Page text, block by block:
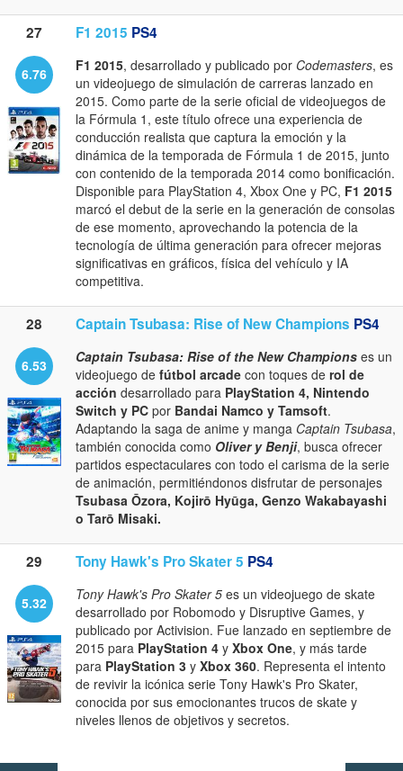
27 F1 2015 PS4
6.76 F1 2015, desarrollado y publicado por Codemasters, es
un videojuego de simulación de carreras lanzado en
2015. Como parte de la serie oficial de videojuegos de
la Fórmula 1, este título ofrece una experiencia de
conducción realista que captura la emoción y la
dinámica de la temporada de Fórmula 1 de 2015, junto
con contenido de la temporada 2014 como bonificación.
Disponible para PlayStation 4, Xbox One y PC, F1 2015
marcó el debut de la serie en la generación de consolas
de ese momento, aprovechando la potencia de la
tecnología de última generación para ofrecer mejoras
significativas en gráficos, física del vehículo y IA
competitiva.
28 Captain Tsubasa: Rise of New Champions PS4
6.53 Captain Tsubasa: Rise of the New Champions es un
videojuego de fútbol arcade con toques de rol de
acción desarrollado para PlayStation 4, Nintendo
Switch y PC por Bandai Namco y Tamsoft.
Adaptando la saga de anime y manga Captain Tsubasa,
también conocida como Oliver y Benji, busca ofrecer
partidos espectaculares con todo el carisma de la serie
de animación, permitiéndonos disfrutar de personajes
Tsubasa Ōzora, Kojirō Hyūga, Genzo Wakabayashi
o Tarō Misaki.
29 Tony Hawk's Pro Skater 5 PS4
5.32 Tony Hawk's Pro Skater 5 es un videojuego de skate
desarrollado por Robomodo y Disruptive Games, y
publicado por Activision. Fue lanzado en septiembre de
2015 para PlayStation 4 y Xbox One, y más tarde
para PlayStation 3 y Xbox 360. Representa el intento
de revivir la icónica serie Tony Hawk's Pro Skater,
conocida por sus emocionantes trucos de skate y
niveles llenos de objetivos y secretos.